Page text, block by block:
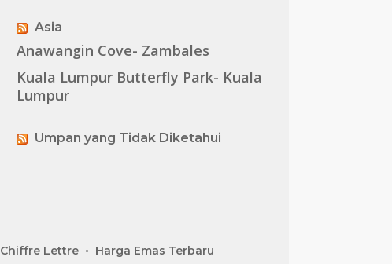
Asia
Anawangin Cove- Zambales
Kuala Lumpur Butterfly Park- Kuala
Lumpur
Umpan yang Tidak Diketahui
Chiffre Lettre Harga Emas Terbaru